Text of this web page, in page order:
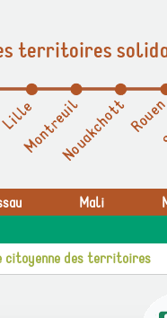
territoires
Mali
citoyenne des territoires